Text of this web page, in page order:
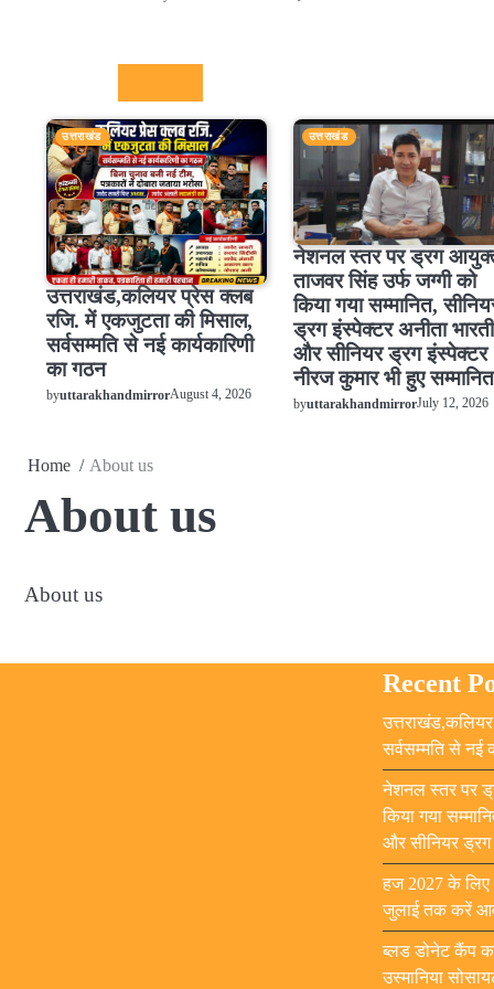
उत्तराखंड
उत्तराखंड,कलियर प्रेस क्लब
रजि. में एकजुटता की मिसाल,
सर्वसम्मति से नई कार्यकारिणी
का गठन
byuttarakhandmirrorAugust 4, 2026
उत्तराखंड
नेशनल स्तर पर ड्रग
ताजवर सिंह उर्फ जग्गी को
किया गया सम्मानित,
ड्रग इंस्पेक्टर अनीता भारती
और सीनियर ड्रग इंस्पेक्टर
नीरज कुमार भी हुए सम्मानित
byuttarakhandmirrorJuly 12, 2026
Home About us
About us
About us
Recent
सर्वसम्मति से नई
नेशनल स्तर पर
किया गया
और सीनियर ड्रग
हज 2027 के लिए
जुलाई तक करें
ब्लड डोनेट कैंप
उस्मानिया